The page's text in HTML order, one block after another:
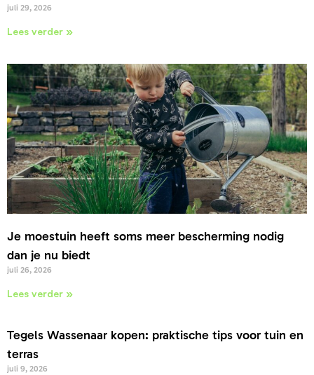
juli 29, 2026
Lees verder »
Je moestuin heeft soms meer bescherming nodig
dan je nu biedt
juli 26, 2026
Lees verder »
Tegels Wassenaar kopen: praktische tips voor tuin en
terras
juli 9, 2026